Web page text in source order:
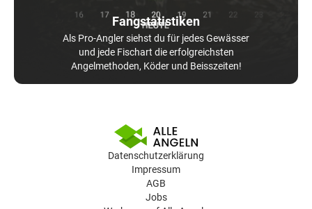
Fangstatistiken
Als Pro-Angler siehst du für jedes Gewässer
und jede Fischart die erfolgreichsten
Angelmethoden, Köder und Beisszeiten!
Datenschutzerklärung
Impressum
AGB
Jobs